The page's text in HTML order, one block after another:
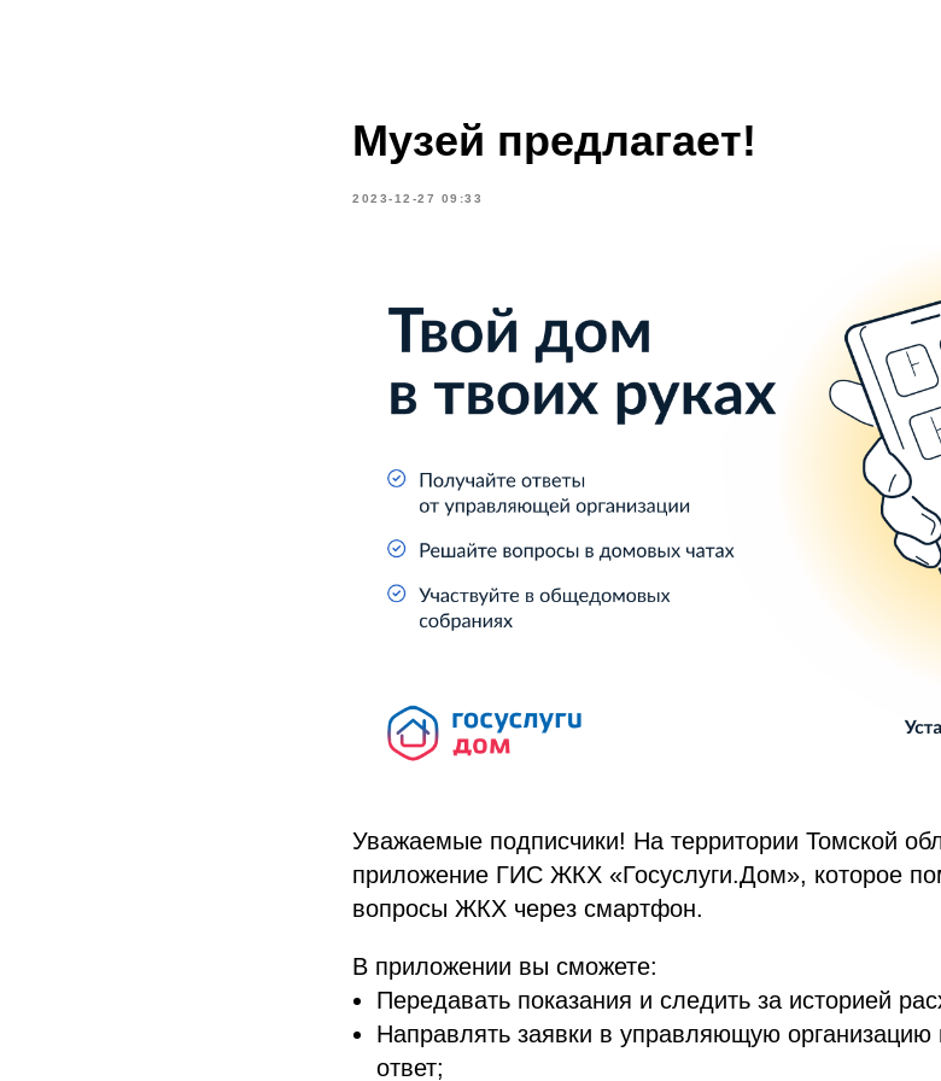
Музей предлагает!
2023-12-27 09:33
Уважаемые подписчики! На территории Томской
приложение ГИС ЖКХ «Госуслуги.Дом», которое
вопросы ЖКХ через смартфон.
В приложении вы сможете:
Передавать показания и следить за историей
Направлять заявки в управляющую организацию
ответ;